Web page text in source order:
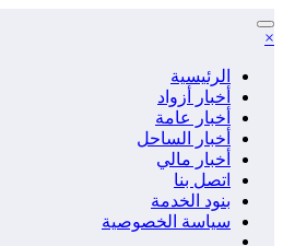
التجاوز
إلى
×
الرئيسية
أخبار أزواد
أخبار عامة
أخبار الساحل
أخبار مالي
اتصل بنا
بنود الخدمة
سياسة الخصوصية